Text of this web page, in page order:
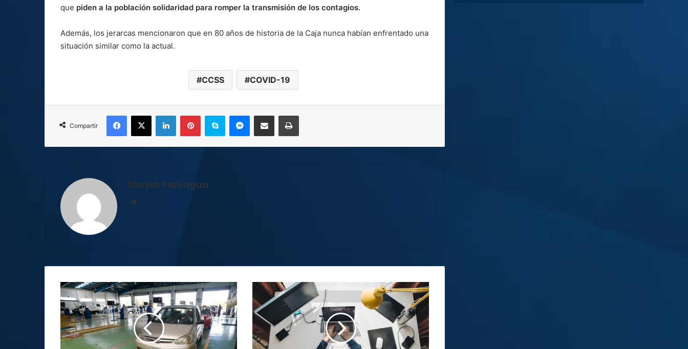
que piden a la población solidaridad para romper la transmisión de los contagios.
Además, los jerarcas mencionaron que en 80 años de historia de la Caja nunca habían enfrentado una
situación similar como la actual.
CCSS COVID-19
Compartir
Facebook
X LinkedInPinterestSkype MessengerCompartir por correo electrónicoImprimir
Sheyla Paniagua
La
revisión
técnica
de
Riteve
es
MEP
habilita
teletrabajo
para
docentes
durante